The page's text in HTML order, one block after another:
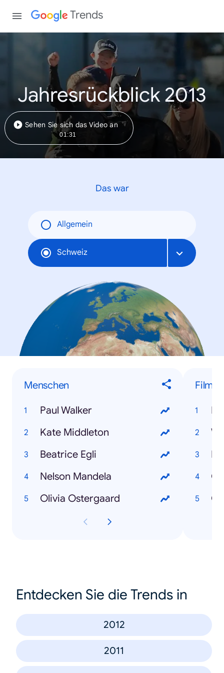
Trends
Jahresrückblick 2013
Sehen Sie sich das Video an
01:31
Das war
Allgemein
Schweiz
Menschen
Paul Walker
Kate Middleton
Beatrice Egli
Nelson Mandela
Olivia Ostergaard
Filme
Entdecken Sie die Trends in
2012
2011